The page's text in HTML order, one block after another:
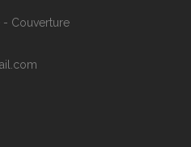
- Couverture